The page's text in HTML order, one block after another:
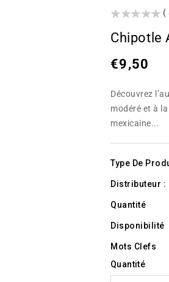
()
(
Chipotle
Prix
€9,50
Découvrez
modéré et à
mexicaine...
Type De
Distributeur :
Quantité
Disponibilité
Mots Clefs
Quantité